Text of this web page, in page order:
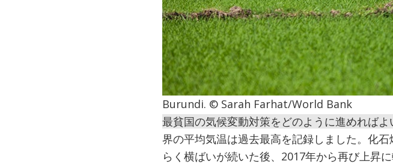
Burundi. © Sarah Farhat/World Bank
最貧国の気候変動対策をどのように進めれば
界の平均気温は過去最高を記録しました。化
らく横ばいが続いた後、2017年から再び上昇